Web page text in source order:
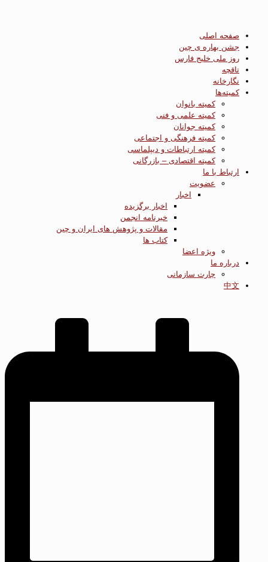
صفحه اصلی
جشن بهاره ی چین
روز ملی خلیج فارس
تاقچه
نگارخانه
کمیته‌ها
کمیته بانوان
کمیته علمی و فنی
کمیته جوانان
کمیته فرهنگی و اجتماعی
کمیته ارتباطات و دیپلماسی
کمیته اقتصادی – بازرگانی
ارتباط با ما
عضویت
اخبار
اخبار برگزیده
خبرنامه انجمن
مقالات و پژوهش های ایران و چین
کتاب ها
ویژه اعضا
درباره ما
چارت سازمانی
中文